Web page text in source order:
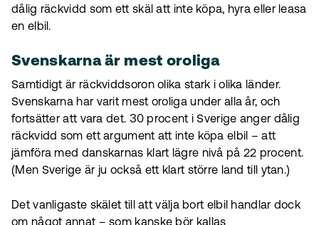
dålig räckvidd som ett skäl att inte köpa, hyra eller leasa
en elbil.
Svenskarna är mest oroliga
Samtidigt är räckviddsoron olika stark i olika länder.
Svenskarna har varit mest oroliga under alla år, och
fortsätter att vara det. 30 procent i Sverige anger dålig
räckvidd som ett argument att inte köpa elbil – att
jämföra med danskarnas klart lägre nivå på 22 procent.
(Men Sverige är ju också ett klart större land till ytan.)
Det vanligaste skälet till att välja bort elbil handlar dock
om något annat – som kanske bör kallas